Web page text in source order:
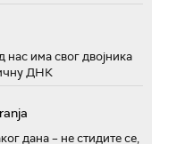
нас има свог двојника
ДНК
дана – не стидите се,